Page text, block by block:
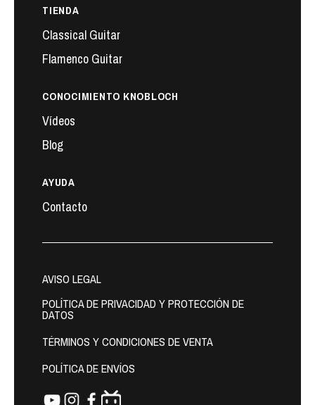
TIENDA
Classical Guitar
Flamenco Guitar
CONOCIMIENTO KNOBLOCH
Vídeos
Blog
AYUDA
Contacto
AVISO LEGAL
POLÍTICA DE PRIVACIDAD Y PROTECCIÓN DE
DATOS
TÉRMINOS Y CONDICIONES DE VENTA
POLÍTICA DE ENVÍOS